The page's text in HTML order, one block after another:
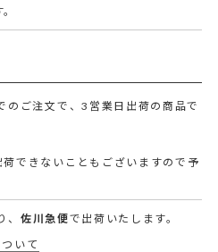
のご注文で、3営業日出荷の商品で
できないこともございますので予
、 佐川急便で出荷いたします。
いて